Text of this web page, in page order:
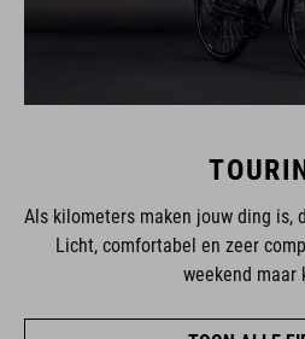
Als kilometers maken jouw ding is,
Licht, comfortabel en zeer
weekend maar